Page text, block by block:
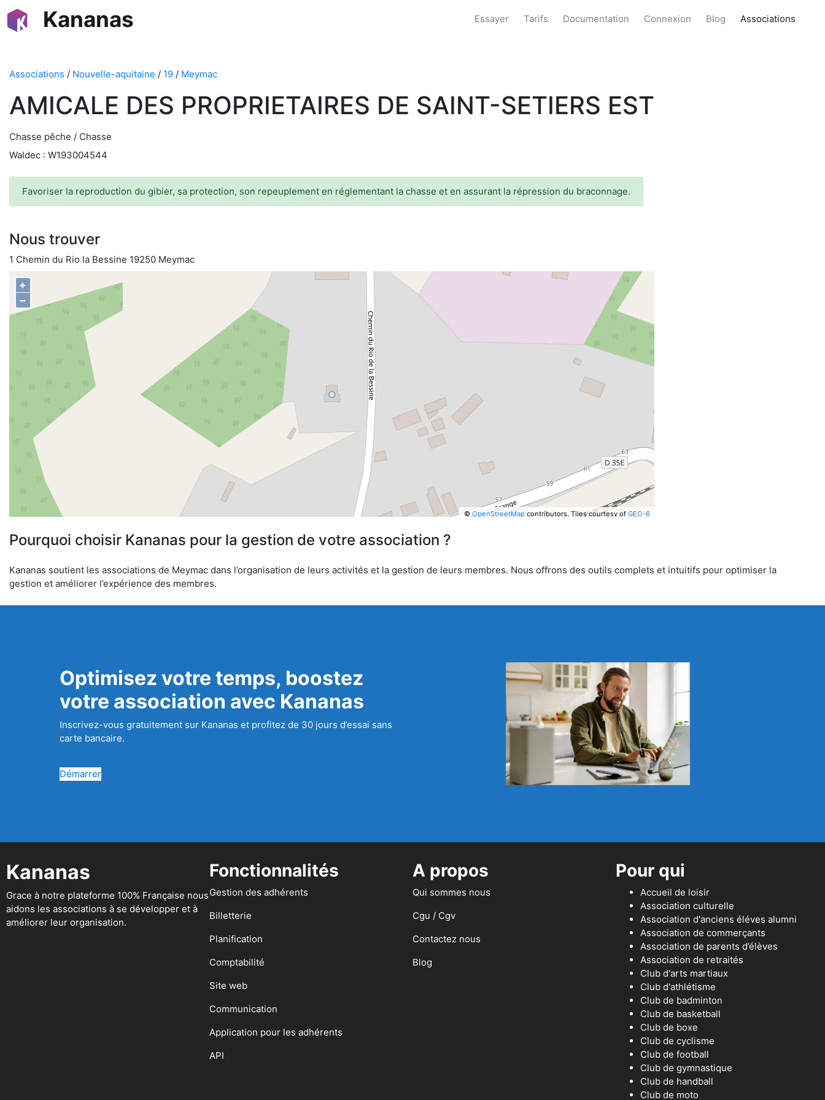
Kananas Essayer Tarifs Documentation Connexion Blog Associations
Associations / Nouvelle-aquitaine / 19 / Meymac
AMICALE DES PROPRIETAIRES DE SAINT-SETIERS EST
Chasse pêche / Chasse
Waldec : W193004544
Favoriser la reproduction du gibier, sa protection, son repeuplement en réglementant la chasse et en assurant la répression du braconnage.
Nous trouver
1 Chemin du Rio la Bessine 19250 Meymac
+
−
© OpenStreetMapcontributors. Tiles courtesy of GEO-6
Pourquoi choisir Kananas pour la gestion de votre association ?
Kananas soutient les associations de Meymac dans l’organisation de leurs activités et la gestion de leurs membres. Nous offrons des outils complets et intuitifs pour optimiser la
gestion et améliorer l’expérience des membres.
Optimisez votre temps, boostez
votre association avec Kananas
Inscrivez-vous gratuitement sur Kananas et profitez de 30 jours d’essai sans
carte bancaire.
Démarrer
Kananas
Grace à notre plateforme 100% Française nous
aidons les associations à se développer et à
améliorer leur organisation.
Fonctionnalités
Gestion des adhérents
Billetterie
Planification
Comptabilité
Site web
Communication
Application pour les adhérents
API
A propos
Qui sommes nous
Cgu / Cgv
Contactez nous
Blog
Pour qui
Accueil de loisir
Association culturelle
Association d'anciens éléves alumni
Association de commerçants
Association de parents d’élèves
Association de retraités
Club d'arts martiaux
Club d'athlétisme
Club de badminton
Club de basketball
Club de boxe
Club de cyclisme
Club de football
Club de gymnastique
Club de handball
Club de moto